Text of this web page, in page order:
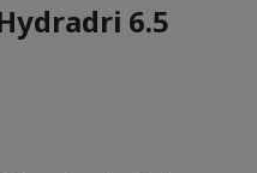
6.5